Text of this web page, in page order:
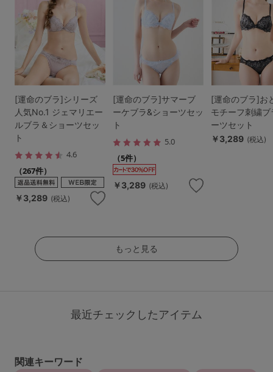
[運命のブラ]シリーズ
人気No.1 ジェマリエー
ルブラ＆ショーツセッ
ト
4.6
（267件）
￥3,289 (税込)
[運命のブラ]サマーブ
ーケブラ&ショーツセッ
ト
5.0
（5件）
￥3,289 (税込)
[運命のブラ]お
モチーフ刺繍
ーツセット
￥3,289 (税込)
もっと見る
最近チェックしたアイテム
関連キーワード